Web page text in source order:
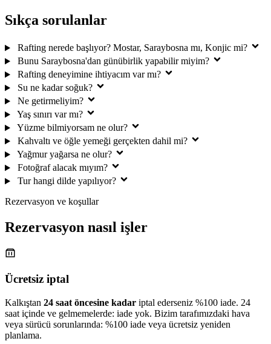
Sıkça sorulanlar
Rafting nerede başlıyor? Mostar, Saraybosna mı, Konjic mi?
Bunu Saraybosna'dan günübirlik yapabilir miyim?
Rafting deneyimine ihtiyacım var mı?
Su ne kadar soğuk?
Ne getirmeliyim?
Yaş sınırı var mı?
Yüzme bilmiyorsam ne olur?
Kahvaltı ve öğle yemeği gerçekten dahil mi?
Yağmur yağarsa ne olur?
Fotoğraf alacak mıyım?
Tur hangi dilde yapılıyor?
Rezervasyon ve koşullar
Rezervasyon nasıl işler
Ücretsiz iptal
Kalkıştan 24 saat öncesine kadar iptal ederseniz %100 iade. 24
saat içinde ve gelmemelerde: iade yok. Bizim tarafımızdaki hava
veya sürücü sorunlarında: %100 iade veya ücretsiz yeniden
planlama.